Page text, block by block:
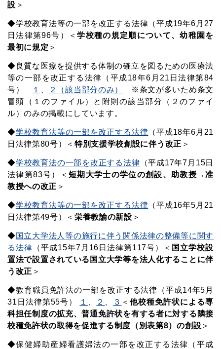
設 ＞
◆学校教育法等の一部を改正する法律（平成19年6月27
日法律第96号）＜ 学校種の規定順について、幼稚園を
最初に規定 ＞
◆良質な医療を提供する体制の確立を図るための医療法
等の一部を改正する法律（平成18年6月21日法律第84
号）
１ ２（該当部分のみ）
※条文が多いため条文
冒頭（１のファイル）と附則の該当部分（２のファイ
ル）のみの掲載にしています。
◆学校教育法等の一部を改正する法律 （平成18年6月21
日法律第80号）＜特別支援学校創設に伴う改正 ＞
◆学校教育法の一部を改正する法律 （平成17年7月15日
法律第83号）＜ 短期大学士の学位の創設、助教授→准
教授への改正 ＞
◆学校教育法等の一部を改正する法律 （平成16年5月21
日法律第49号）
＜栄養教諭の新設 ＞
◆国立大学法人等の施行に伴う関係法律の整備等に関す
る法律 （平成15年7月16日法律第117号）＜ 国立学校設
置法で設置されている国立大学等を法人化することに伴
う改正 ＞
◆教育職員免許法の一部を改正する法律（平成14年5月
31日法律第55号）
１ ２ ３ ＜ 他校種免許状による専
科担任制度の拡充、普通免許状を有する者に対する隣接
校種免許状の取得を促進する制度（別表第8）の創設 ＞
◆保健婦助産婦看護婦法の一部を改正する法律（平成